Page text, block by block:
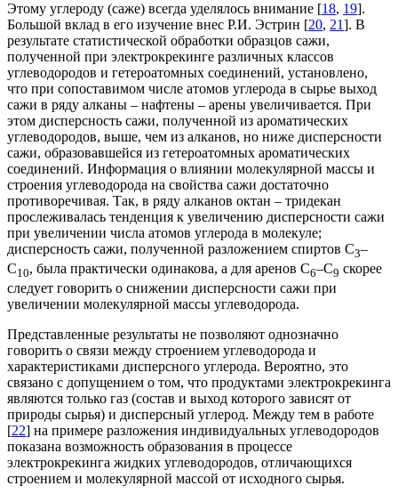
Этому углероду (саже) всегда уделялось внимание [18, 19].
Большой вклад в его изучение внес Р.И. Эстрин [20, 21]. В
результате статистической обработки образцов сажи,
полученной при электрокрекинге различных классов
углеводородов и гетероатомных соединений, установлено,
что при сопоставимом числе атомов углерода в сырье выход
сажи в ряду алканы – нафтены – арены увеличивается. При
этом дисперсность сажи, полученной из ароматических
углеводородов, выше, чем из алканов, но ниже дисперсности
сажи, образовавшейся из гетероатомных ароматических
соединений. Информация о влиянии молекулярной массы и
строения углеводорода на свойства сажи достаточно
противоречивая. Так, в ряду алканов октан – тридекан
прослеживалась тенденция к увеличению дисперсности сажи
при увеличении числа атомов углерода в молекуле;
дисперсность сажи, полученной разложением спиртов С3–
С10, была практически одинакова, а для аренов С6–С9 скорее
следует говорить о снижении дисперсности сажи при
увеличении молекулярной массы углеводорода.
Представленные результаты не позволяют однозначно
говорить о связи между строением углеводорода и
характеристиками дисперсного углерода. Вероятно, это
связано с допущением о том, что продуктами электрокрекинга
являются только газ (состав и выход которого зависят от
природы сырья) и дисперсный углерод. Между тем в работе
[22] на примере разложения индивидуальных углеводородов
показана возможность образования в процессе
электрокрекинга жидких углеводородов, отличающихся
строением и молекулярной массой от исходного сырья.